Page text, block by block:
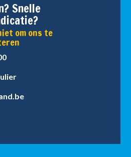
Snelle
om ons te